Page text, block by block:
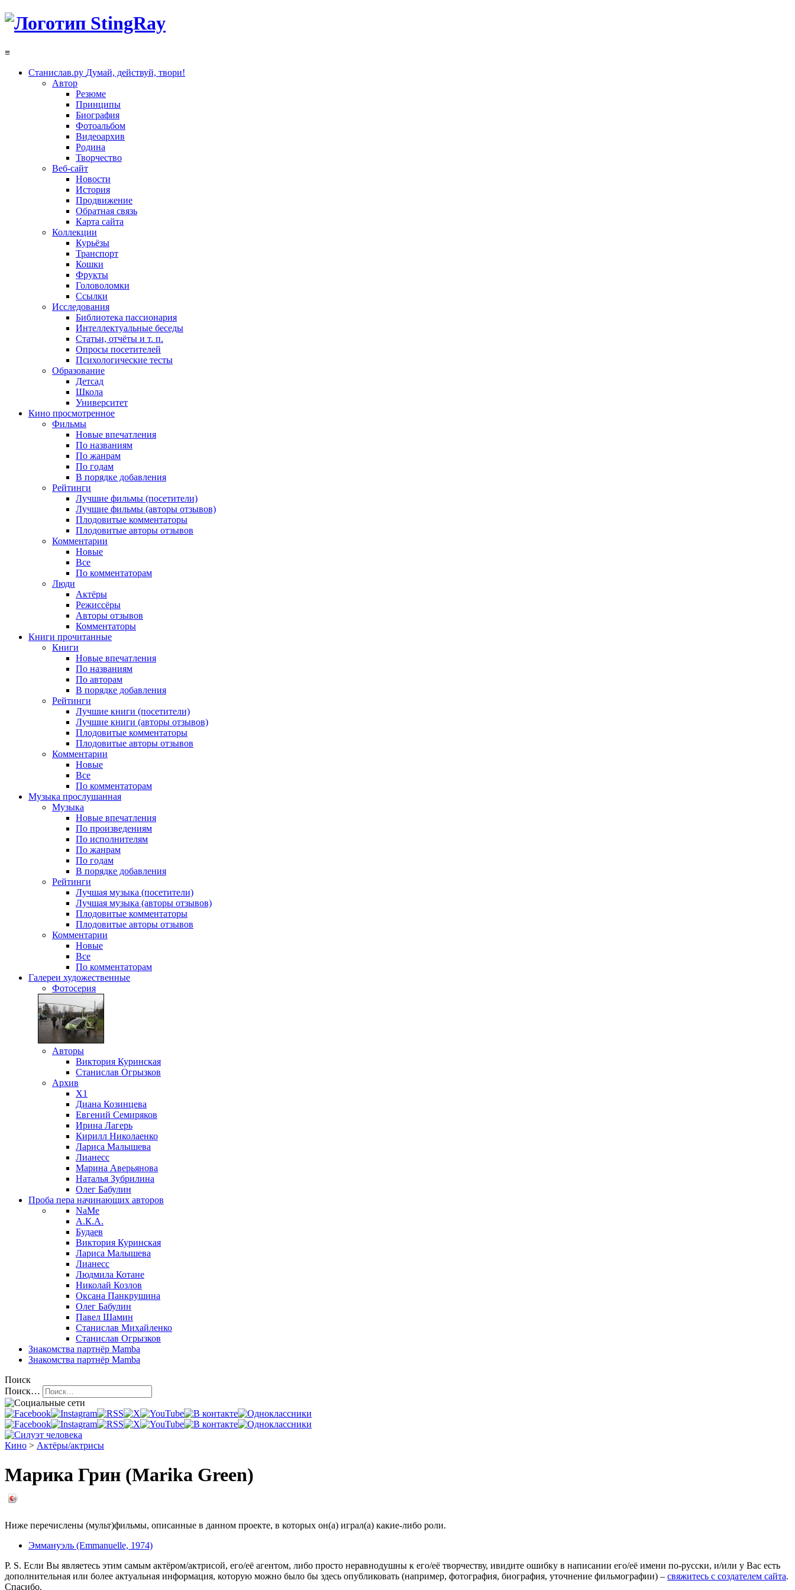
≡
Станислав.ру Думай, действуй, твори!
Автор
Резюме
Принципы
Биография
Фотоальбом
Видеоархив
Родина
Творчество
Веб-сайт
Новости
История
Продвижение
Обратная связь
Карта сайта
Коллекции
Курьёзы
Транспорт
Кошки
Фрукты
Головоломки
Ссылки
Исследования
Библиотека пассионария
Интеллектуальные беседы
Статьи, отчёты и т. п.
Опросы посетителей
Психологические тесты
Образование
Детсад
Школа
Университет
Кино просмотренное
Фильмы
Новые впечатления
По названиям
По жанрам
По годам
В порядке добавления
Рейтинги
Лучшие фильмы (посетители)
Лучшие фильмы (авторы отзывов)
Плодовитые комментаторы
Плодовитые авторы отзывов
Комментарии
Новые
Все
По комментаторам
Люди
Актёры
Режиссёры
Авторы отзывов
Комментаторы
Книги прочитанные
Книги
Новые впечатления
По названиям
По авторам
В порядке добавления
Рейтинги
Лучшие книги (посетители)
Лучшие книги (авторы отзывов)
Плодовитые комментаторы
Плодовитые авторы отзывов
Комментарии
Новые
Все
По комментаторам
Музыка прослушанная
Музыка
Новые впечатления
По произведениям
По исполнителям
По жанрам
По годам
В порядке добавления
Рейтинги
Лучшая музыка (посетители)
Лучшая музыка (авторы отзывов)
Плодовитые комментаторы
Плодовитые авторы отзывов
Комментарии
Новые
Все
По комментаторам
Галереи художественные
Фотосерия
Авторы
Виктория Куринская
Станислав Огрызков
Архив
X1
Диана Козинцева
Евгений Семиряков
Ирина Лагерь
Кирилл Николаенко
Лариса Малышева
Лианесс
Марина Аверьянова
Наталья Зубрилина
Олег Бабулин
Проба пера начинающих авторов
NaMe
А.К.А.
Будаев
Виктория Куринская
Лариса Малышева
Лианесс
Людмила Котане
Николай Козлов
Оксана Панкрушина
Олег Бабулин
Павел Шамин
Станислав Михайленко
Станислав Огрызков
Знакомства партнёр Mamba
Знакомства партнёр Mamba
Поиск
Поиск…
Кино > Актёры/актрисы
Марика Грин (Marika Green)
Ниже перечислены (мульт)фильмы, описанные в данном проекте, в которых он(а) играл(а) какие-либо роли.
Эммануэль (Emmanuelle, 1974)
P. S. Если Вы являетесь этим самым актёром/актрисой, его/её агентом, либо просто неравнодушны к его/её творчеству, ивидите ошибку в написании его/её имени по-русски, и/или у Вас есть
дополнительная или более актуальная информация, которую можно было бы здесь опубликовать (например, фотография, биография, уточнение фильмографии) – свяжитесь с создателем сайта.
Спасибо.